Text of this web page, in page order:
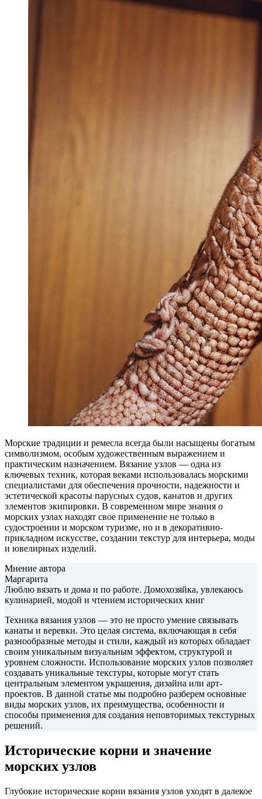
Морские традиции и ремесла всегда были насыщены богатым
символизмом, особым художественным выражением и
практическим назначением. Вязание узлов — одна из
ключевых техник, которая веками использовалась морскими
специалистами для обеспечения прочности, надежности и
эстетической красоты парусных судов, канатов и других
элементов экипировки. В современном мире знания о
морских узлах находят свое применение не только в
судостроении и морском туризме, но и в декоративно-
прикладном искусстве, создании текстур для интерьера, моды
и ювелирных изделий.
Мнение автора
Маргарита
Люблю вязать и дома и по работе. Домохозяйка, увлекаюсь
кулинарией, модой и чтением исторических книг
Техника вязания узлов — это не просто умение связывать
канаты и веревки. Это целая система, включающая в себя
разнообразные методы и стили, каждый из которых обладает
своим уникальным визуальным эффектом, структурой и
уровнем сложности. Использование морских узлов позволяет
создавать уникальные текстуры, которые могут стать
центральным элементом украшения, дизайна или арт-
проектов. В данной статье мы подробно разберем основные
виды морских узлов, их преимущества, особенности и
способы применения для создания неповторимых текстурных
решений.
Исторические корни и значение
морских узлов
Глубокие исторические корни вязания узлов уходят в далекое